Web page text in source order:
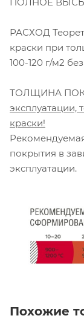
РАСХОД
краски при
100-120 г/м2
ТОЛЩИНА
эксплуатации,
краски!
покрытия в
эксплуатации.
Похожие